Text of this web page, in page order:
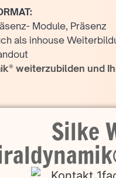
Module, Präsenz
als inhouse
® weiterzubilden und
Silke